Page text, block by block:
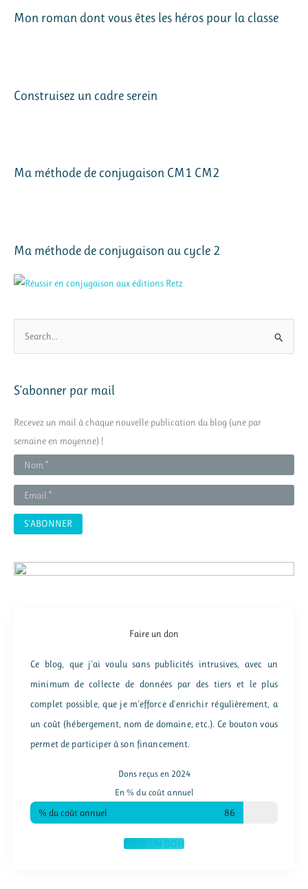
Mon roman dont vous êtes les héros pour la classe
Construisez un cadre serein
Ma méthode de conjugaison CM1 CM2
Ma méthode de conjugaison au cycle 2
h
r
c
h
e
:
S’abonner par mail
Recevez un mail à chaque nouvelle publication du blog (une par
semaine en moyenne) !
Faire un don
Ce blog, que j'ai voulu sans publicités intrusives, avec un
minimum de collecte de données par des tiers et le plus
complet possible, que je m'efforce d'enrichir régulièrement, a
un coût (hébergement, nom de domaine, etc.). Ce bouton vous
permet de participer à son financement.
Dons reçus en 2024
En % du coût annuel
% du coût annuel 86
FAIRE UN DON